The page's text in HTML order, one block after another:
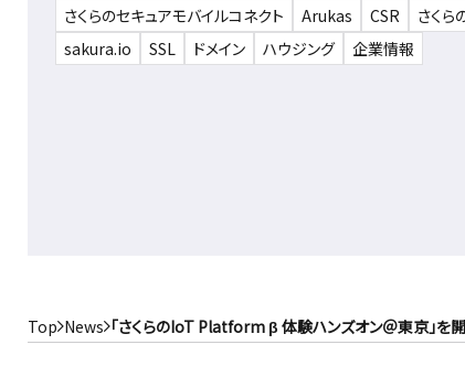
さくらのセキュアモバイルコネクト
Arukas CSR さくら
sakura.io
SSL ドメイン ハウジング 企業情報
Top News 「さくらのIoT Platform β 体験ハンズオン＠東京」を